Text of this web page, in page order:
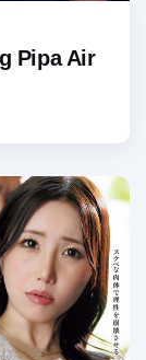
Pipa Air